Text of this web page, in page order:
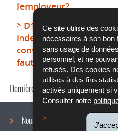
Ce site utilise des
nécessaires à son bon
sans usage de
personnel, et ne
refusés. Des cookies
utilisés à des fins
activés uniquement si
Consulter notre
l’employeur?
D11f7 - Est-ce que le
indemnité de départ
contrat avec effet
faute grave de
Dernière mise à jour13/06/2019
Nous connaître